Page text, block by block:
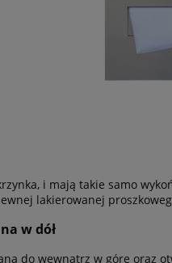
i mają takie samo
lakierowanej
w dół
do wewnątrz w górę oraz